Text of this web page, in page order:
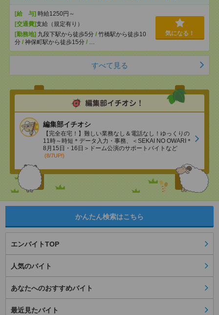
[給 与] 時給1250円～
[交通費]支給（規定有り）
[勤務地] 九段下駅から徒歩5分 / 竹橋駅から徒歩10
分 / 神保町駅から徒歩15分 / …
気になる！
すべて見る
編集部イチオシ
【完全在宅！】難しい業務なし＆電話なし！ゆっくりの
11時～時短＊データ入力・事務、＜SEKAI NO OWARI＊
8月15日・16日＞ドーム公演のサポートバイトなど
(8/7UP!)
かんたん検索はこちら
エンバイトTOP
人気のバイト
あなたへのおすすめバイト
最近見たバイト